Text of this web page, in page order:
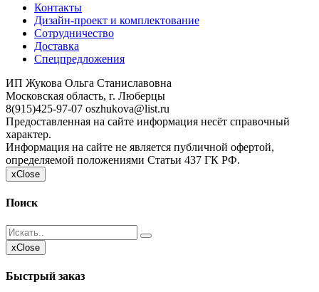
Контакты
Дизайн-проект и комплектование
Сотрудничество
Доставка
Спецпредложения
ИП Жукова Ольга Станиславовна
Московская область, г. Люберцы
8(915)425-97-07 oszhukova@list.ru
Предоставленная на сайте информация несёт справочный
характер.
Информация на сайте не является публичной офертой,
определяемой положениями Статьи 437 ГК РФ.
xClose
Поиск
xClose
Быстрый заказ